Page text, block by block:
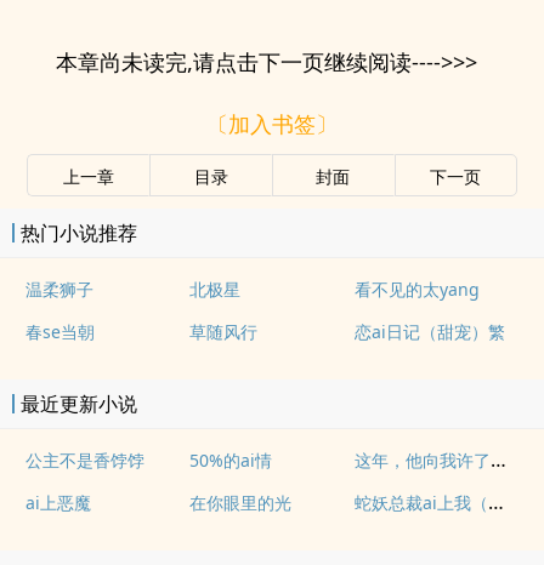
本章尚未读完,请点击下一页继续阅读---->>>
〔加入书签〕
上一章 目录 封面 下一页
热门小说推荐
温柔狮子 北极星
看不见的太yang
春se当朝
草随风行 恋ai日记（甜宠）繁
最近更新小说
公主不是香饽饽 50%的ai情 这年，他向我许了一个愿望。
ai上恶魔 在你眼里的光 蛇妖总裁ai上我（简体，小甜文）